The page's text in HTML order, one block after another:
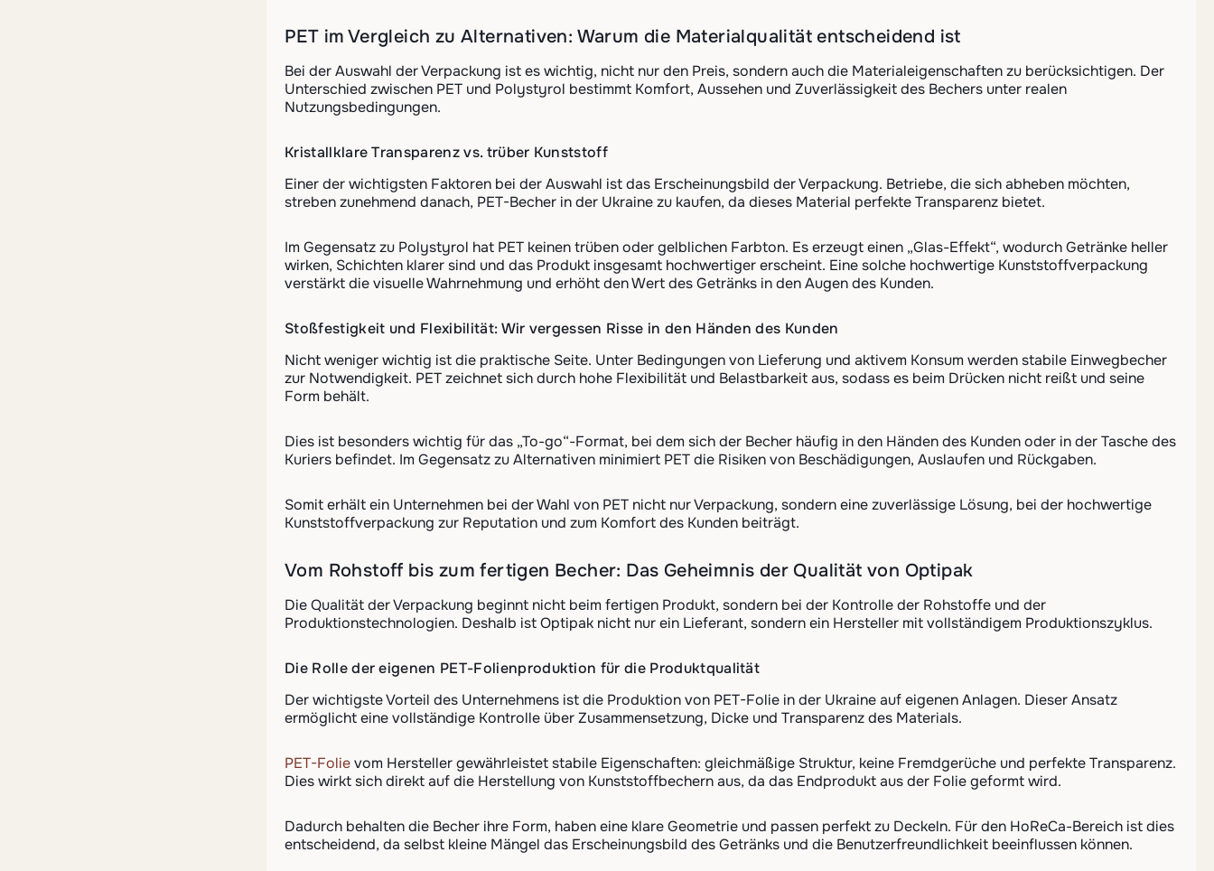
PET im Vergleich zu Alternativen: Warum die Materialqualität entscheidend ist
Bei der Auswahl der Verpackung ist es wichtig, nicht nur den Preis, sondern auch die Materialeigenschaften zu berücksichtigen. Der
Unterschied zwischen PET und Polystyrol bestimmt Komfort, Aussehen und Zuverlässigkeit des Bechers unter realen
Nutzungsbedingungen.
Kristallklare Transparenz vs. trüber Kunststoff
Einer der wichtigsten Faktoren bei der Auswahl ist das Erscheinungsbild der Verpackung. Betriebe, die sich abheben möchten,
streben zunehmend danach, PET-Becher in der Ukraine zu kaufen, da dieses Material perfekte Transparenz bietet.
Im Gegensatz zu Polystyrol hat PET keinen trüben oder gelblichen Farbton. Es erzeugt einen „Glas-Effekt“, wodurch Getränke heller
wirken, Schichten klarer sind und das Produkt insgesamt hochwertiger erscheint. Eine solche hochwertige Kunststoffverpackung
verstärkt die visuelle Wahrnehmung und erhöht den Wert des Getränks in den Augen des Kunden.
Stoßfestigkeit und Flexibilität: Wir vergessen Risse in den Händen des Kunden
Nicht weniger wichtig ist die praktische Seite. Unter Bedingungen von Lieferung und aktivem Konsum werden stabile Einwegbecher
zur Notwendigkeit. PET zeichnet sich durch hohe Flexibilität und Belastbarkeit aus, sodass es beim Drücken nicht reißt und seine
Form behält.
Dies ist besonders wichtig für das „To-go“-Format, bei dem sich der Becher häufig in den Händen des Kunden oder in der Tasche des
Kuriers befindet. Im Gegensatz zu Alternativen minimiert PET die Risiken von Beschädigungen, Auslaufen und Rückgaben.
Somit erhält ein Unternehmen bei der Wahl von PET nicht nur Verpackung, sondern eine zuverlässige Lösung, bei der hochwertige
Kunststoffverpackung zur Reputation und zum Komfort des Kunden beiträgt.
Vom Rohstoff bis zum fertigen Becher: Das Geheimnis der Qualität von Optipak
Die Qualität der Verpackung beginnt nicht beim fertigen Produkt, sondern bei der Kontrolle der Rohstoffe und der
Produktionstechnologien. Deshalb ist Optipak nicht nur ein Lieferant, sondern ein Hersteller mit vollständigem Produktionszyklus.
Die Rolle der eigenen PET-Folienproduktion für die Produktqualität
Der wichtigste Vorteil des Unternehmens ist die Produktion von PET-Folie in der Ukraine auf eigenen Anlagen. Dieser Ansatz
ermöglicht eine vollständige Kontrolle über Zusammensetzung, Dicke und Transparenz des Materials.
PET-Folievom Hersteller gewährleistet stabile Eigenschaften: gleichmäßige Struktur, keine Fremdgerüche und perfekte Transparenz.
Dies wirkt sich direkt auf die Herstellung von Kunststoffbechern aus, da das Endprodukt aus der Folie geformt wird.
Dadurch behalten die Becher ihre Form, haben eine klare Geometrie und passen perfekt zu Deckeln. Für den HoReCa-Bereich ist dies
entscheidend, da selbst kleine Mängel das Erscheinungsbild des Getränks und die Benutzerfreundlichkeit beeinflussen können.